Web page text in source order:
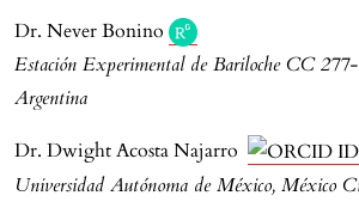
Dr. Never Bonino
Estación Experimental de Bariloche CC
Argentina
Dr. Dwight Acosta Najarro
Universidad Autónoma de México, México